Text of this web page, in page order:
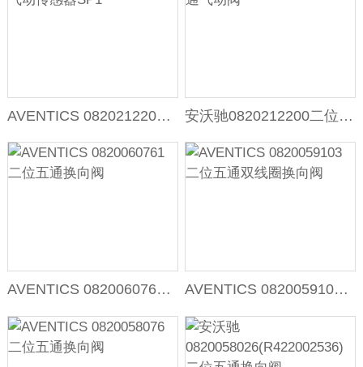
AVENTICS 0820212201气动传感器SP1 安沃驰0820212200二位三通气动阀
AVENTICS 0820060761 二位五通换向阀 AVENTICS 0820059103 二位五通双线圈换向阀